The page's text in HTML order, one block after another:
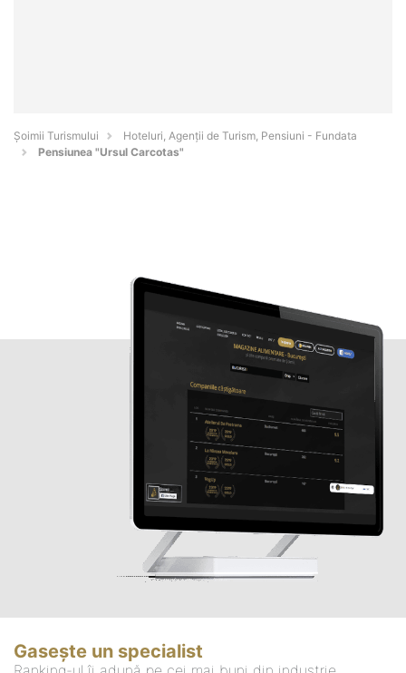
Șoimii Turismului
Hoteluri, Agenții de Turism, Pensiuni - Fundata
Pensiunea "Ursul Carcotas"
Gasește un specialist